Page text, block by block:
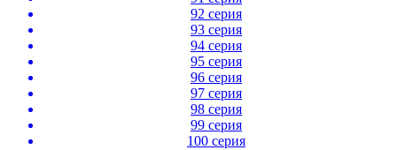
92 серия
93 серия
94 серия
95 серия
96 серия
97 серия
98 серия
99 серия
100 серия